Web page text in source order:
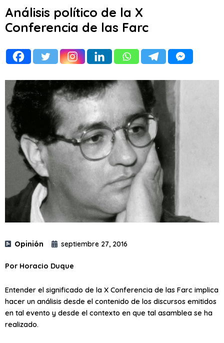
Análisis político de la X
Conferencia de las Farc
Opinión septiembre 27, 2016
Por Horacio Duque
Entender el significado de la X Conferencia de las Farc implica
hacer un análisis desde el contenido de los discursos emitidos
en tal evento y desde el contexto en que tal asamblea se ha
realizado.